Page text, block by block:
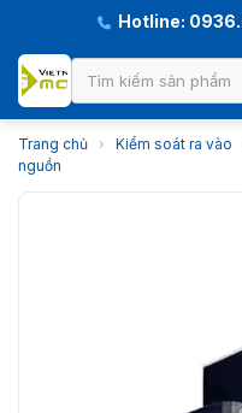
Hotline:
Trang chủ › Kiểm soát ra vào
nguồn